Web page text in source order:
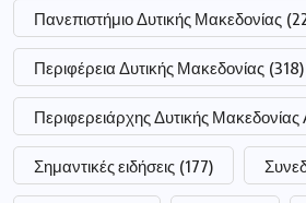
Πανεπιστήμιο Δυτικής Μακεδονίας
Περιφέρεια Δυτικής Μακεδονίας (318)
Περιφερειάρχης Δυτικής Μακεδονίας
Σημαντικές ειδήσεις (177)